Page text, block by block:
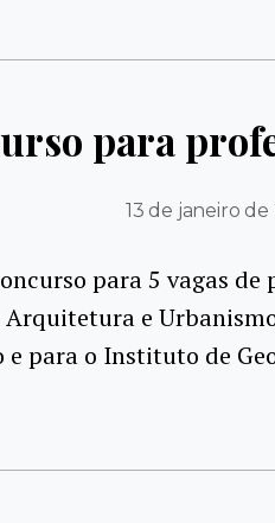
para
13 de janeiro
para 5 vagas
Arquitetura e
para o Instituto de